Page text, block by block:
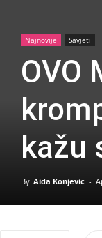
Najnovije Savjeti
OVO
kažu
By Aida Konjevic -